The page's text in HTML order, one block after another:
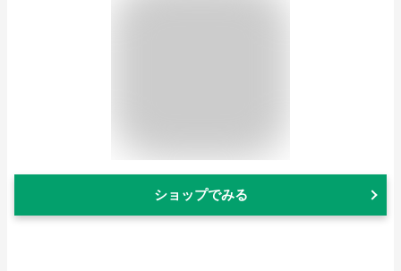
ショップでみる